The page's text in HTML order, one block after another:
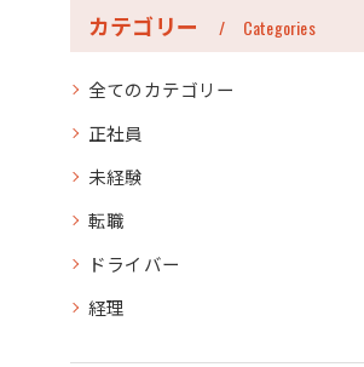
カテゴリー Categories
全てのカテゴリー
正社員
未経験
転職
ドライバー
経理